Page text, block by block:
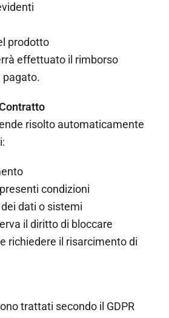
prodotto
effettuato il rimborso
pagato.
risolto automaticamente
condizioni
dati o sistemi
il diritto di bloccare
richiedere il risarcimento di
trattati secondo il GDPR